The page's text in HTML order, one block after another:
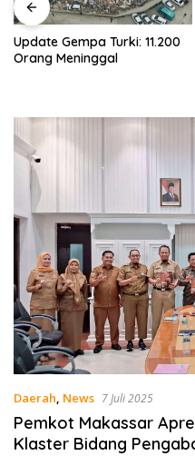
Update Gempa Turki: 11.200
Orang Meninggal
Daerah, News 7 Juli 2025
Pemkot Makassar
Klaster Bidang